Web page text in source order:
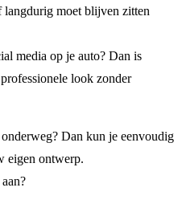
moet blijven zitten
media op je auto? Dan is
look zonder
Dan kun je eenvoudig
eigen ontwerp.